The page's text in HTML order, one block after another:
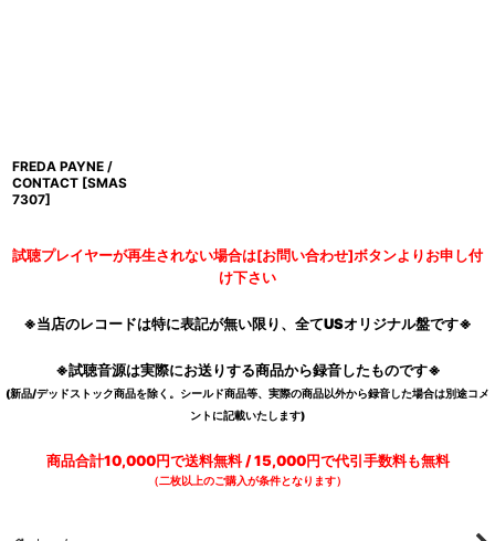
FREDA PAYNE /
CONTACT [SMAS
7307]
試聴プレイヤーが再生されない場合は[お問い合わせ]ボタンよりお申し付
け下さい
※当店のレコードは特に表記が無い限り、全てUSオリジナル盤です※
※試聴音源は実際にお送りする商品から録音したものです※
(新品/デッドストック商品を除く。シールド商品等、実際の商品以外から録音した場合は別途コメ
ントに記載いたします)
商品合計10,000円で送料無料 / 15,000円で代引手数料も無料
（二枚以上のご購入が条件となります）